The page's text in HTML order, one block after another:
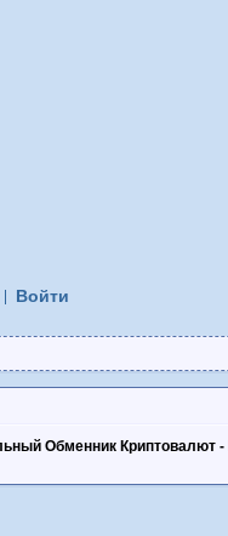
Войти
Обменник Криптовалют